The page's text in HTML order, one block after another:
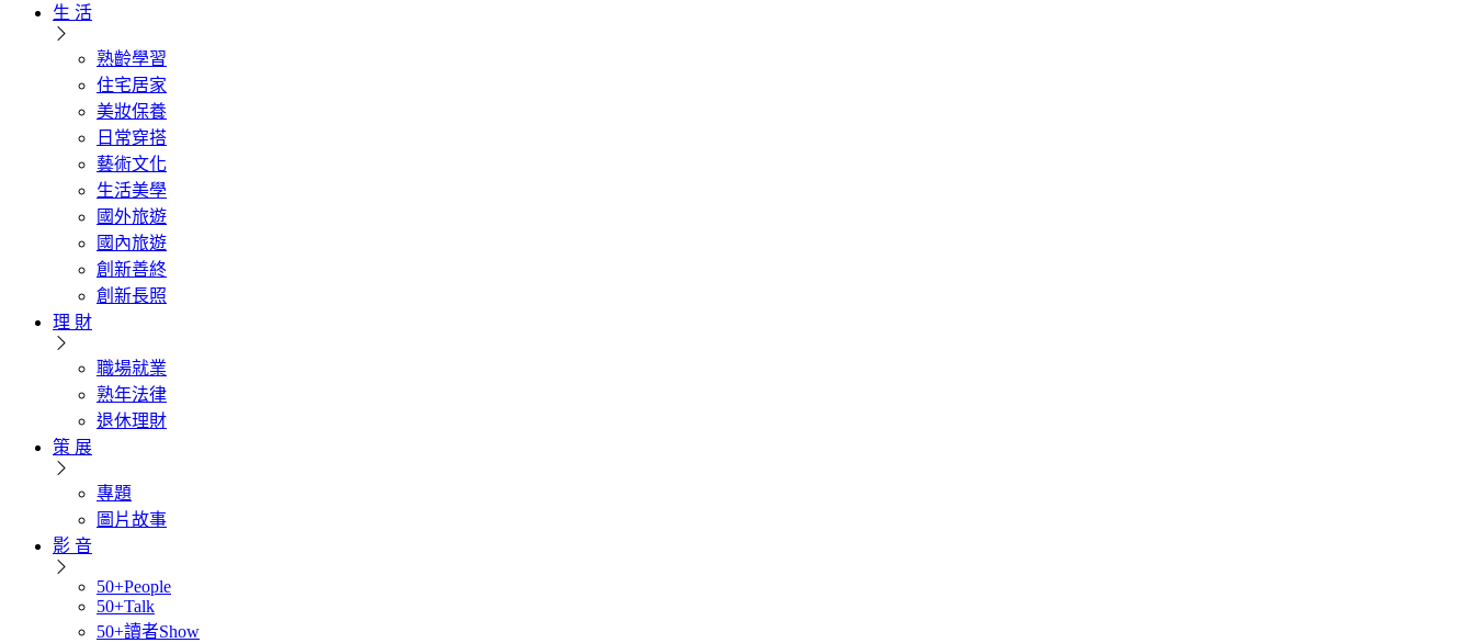
生 活
熟齡學習
住宅居家
美妝保養
日常穿搭
藝術文化
生活美學
國外旅遊
國內旅遊
創新善終
創新長照
理 財
職場就業
熟年法律
退休理財
策 展
專題
圖片故事
影 音
50+People
50+Talk
50+讀者Show